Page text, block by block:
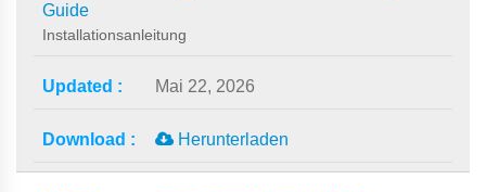
Guide
Installationsanleitung
Mai 22, 2026
Herunterladen